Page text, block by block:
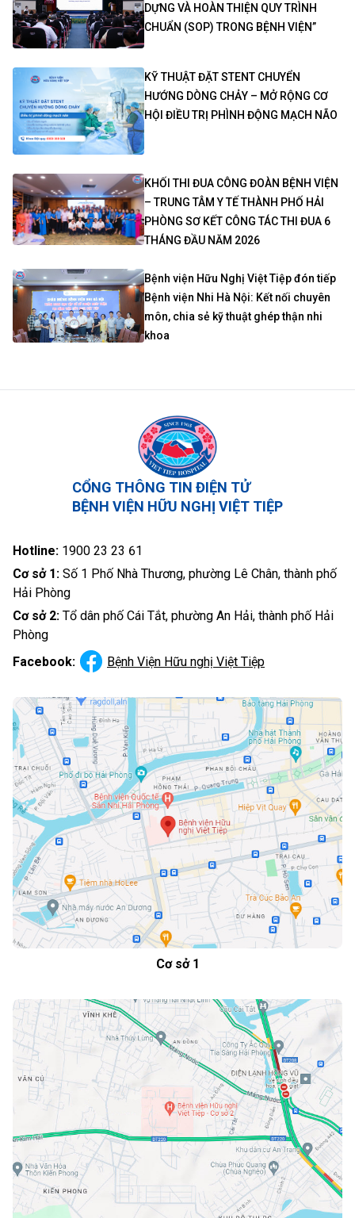
DỰNG VÀ HOÀN THIỆN QUY TRÌNH
CHUẨN (SOP) TRONG BỆNH VIỆN”
KỸ THUẬT ĐẶT STENT CHUYỂN
HƯỚNG DÒNG CHẢY – MỞ RỘNG CƠ
HỘI ĐIỀU TRỊ PHÌNH ĐỘNG MẠCH NÃO
KHỐI THI ĐUA CÔNG ĐOÀN BỆNH VIỆN
– TRUNG TÂM Y TẾ THÀNH PHỐ HẢI
PHÒNG SƠ KẾT CÔNG TÁC THI ĐUA 6
THÁNG ĐẦU NĂM 2026
Bệnh viện Hữu Nghị Việt Tiệp đón tiếp
Bệnh viện Nhi Hà Nội: Kết nối chuyên
môn, chia sẻ kỹ thuật ghép thận nhi
khoa
CỔNG THÔNG TIN ĐIỆN TỬ
BỆNH VIỆN HỮU NGHỊ VIỆT TIỆP
Hotline: 1900 23 23 61
Cơ sở 1: Số 1 Phố Nhà Thương, phường Lê Chân, thành phố
Hải Phòng
Cơ sở 2: Tổ dân phố Cái Tắt, phường An Hải, thành phố Hải
Phòng
Facebook:
Bệnh Viện Hữu nghị Việt Tiệp
Cơ sở 1